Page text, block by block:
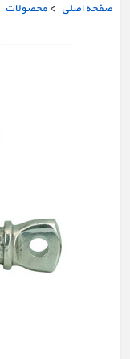
صفحه اصلی > محصولات